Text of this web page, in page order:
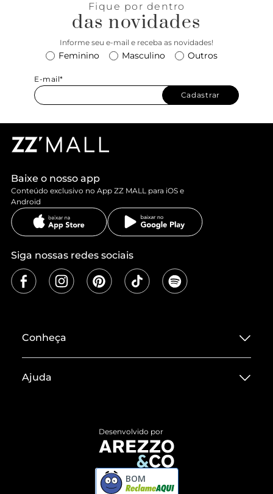
Fique por dentro
das novidades
Informe seu e-mail e receba as novidades!
Feminino Masculino Outros
E-mail*
Cadastrar
Baixe o nosso app
Conteúdo exclusivo no App ZZ MALL para iOS e
Android
Siga nossas redes sociais
Conheça
Termos de Uso
ZZ MALL é confiável
Ajuda
Devolução do Produto
Compre pelo WhatsApp
Desenvolvido por
BOM